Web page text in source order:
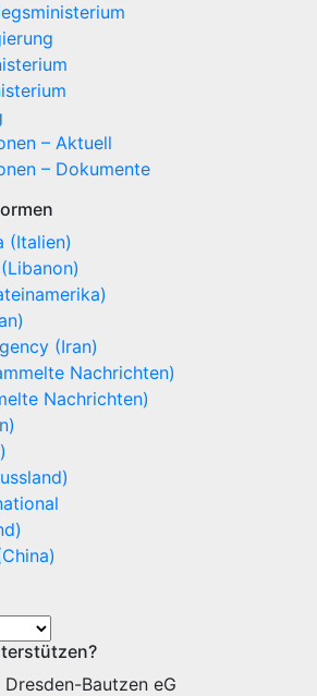
– Aktuell
– Dokumente
(Italien)
(Iran)
Nachrichten)
Nachrichten)
Dresden-Bautzen eG